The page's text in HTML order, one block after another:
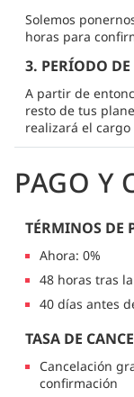
Solemos
horas para
3. PERÍODO
A partir de
resto de tus
realizará el
PAGO Y
TÉRMINOS DE
Ahora: 0%
48 horas tras
40 días antes
TASA DE
Cancelación
confirmación